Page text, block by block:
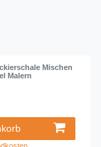
Mischen
Malern